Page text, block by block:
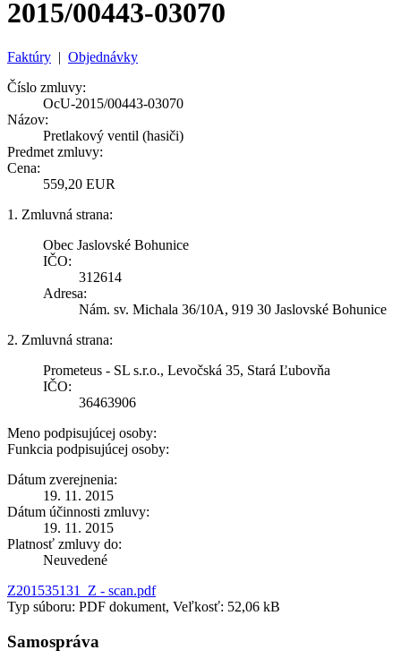
2015/00443-03070
Faktúry | Objednávky
Číslo zmluvy:
OcU-2015/00443-03070
Názov:
Pretlakový ventil (hasiči)
Predmet zmluvy:
Cena:
559,20 EUR
1. Zmluvná strana:
Obec Jaslovské Bohunice
IČO:
312614
Adresa:
Nám. sv. Michala 36/10A, 919 30 Jaslovské Bohunice
2. Zmluvná strana:
Prometeus - SL s.r.o., Levočská 35, Stará Ľubovňa
IČO:
36463906
Meno podpisujúcej osoby:
Funkcia podpisujúcej osoby:
Dátum zverejnenia:
19. 11. 2015
Dátum účinnosti zmluvy:
19. 11. 2015
Platnosť zmluvy do:
Neuvedené
Z201535131_Z - scan.pdf
Typ súboru: PDF dokument, Veľkosť: 52,06 kB
Samospráva